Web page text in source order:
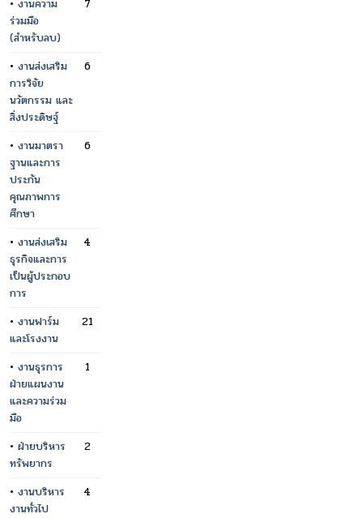
• งานความ
ร่วมมือ
(สำหรับลบ)
7
• งานส่งเสริม
การวิจัย
นวัตกรรม และ
สิ่งประดิษฐ์
6
• งานมาตรา
ฐานและการ
ประกัน
คุณภาพการ
ศึกษา
6
• งานส่งเสริม
ธุรกิจและการ
เป็นผู้ประกอบ
การ
4
• งานฟาร์ม
และโรงงาน
21
• งานธุรการ
ฝ่ายแผนงาน
และความร่วม
มือ
1
• ฝ่ายบริหาร
ทรัพยากร
2
• งานบริหาร
งานทั่วไป
4